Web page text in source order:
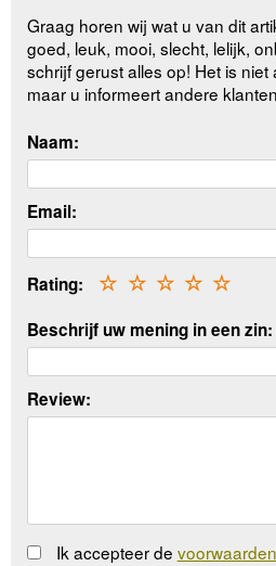
Graag horen wij wat u van dit
goed, leuk, mooi, slecht, lelijk,
schrijf gerust alles op! Het is
maar u informeert andere
Naam:
Email:
Rating: ☆
☆
☆
☆
☆
Beschrijf uw mening in een zin:
Review:
Ik accepteer de voorwaarden